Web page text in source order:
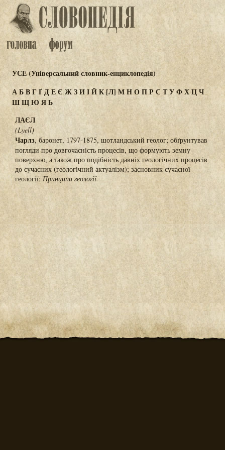
УСЕ (Універсальний словник-енциклопедія)
АБВГҐДЕЄ ЖЗИІЙК[Л] МНОПР СТУФХЦЧ
ШЩЮЯЬ
ЛАЄЛ
(Lyell)
Чарлз, баронет, 1797-1875, шотландський геолог; обґрунтував
погляди про довгочасність процесів, що формують земну
поверхню, а також про подібність давніх геологічних процесів
до сучасних (геологічний актуалізм); засновник сучасної
геології;Принципи геології.